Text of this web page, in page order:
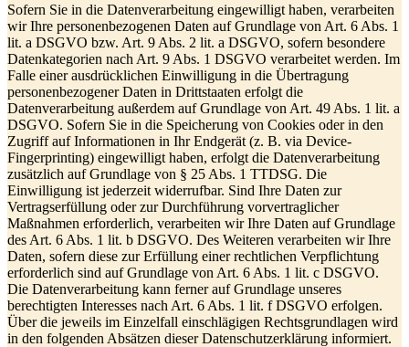
Sofern Sie in die Datenverarbeitung eingewilligt haben, verarbeiten
wir Ihre personenbezogenen Daten auf Grundlage von Art. 6 Abs. 1
lit. a DSGVO bzw. Art. 9 Abs. 2 lit. a DSGVO, sofern besondere
Datenkategorien nach Art. 9 Abs. 1 DSGVO verarbeitet werden. Im
Falle einer ausdrücklichen Einwilligung in die Übertragung
personenbezogener Daten in Drittstaaten erfolgt die
Datenverarbeitung außerdem auf Grundlage von Art. 49 Abs. 1 lit. a
DSGVO. Sofern Sie in die Speicherung von Cookies oder in den
Zugriff auf Informationen in Ihr Endgerät (z. B. via Device-
Fingerprinting) eingewilligt haben, erfolgt die Datenverarbeitung
zusätzlich auf Grundlage von § 25 Abs. 1 TTDSG. Die
Einwilligung ist jederzeit widerrufbar. Sind Ihre Daten zur
Vertragserfüllung oder zur Durchführung vorvertraglicher
Maßnahmen erforderlich, verarbeiten wir Ihre Daten auf Grundlage
des Art. 6 Abs. 1 lit. b DSGVO. Des Weiteren verarbeiten wir Ihre
Daten, sofern diese zur Erfüllung einer rechtlichen Verpflichtung
erforderlich sind auf Grundlage von Art. 6 Abs. 1 lit. c DSGVO.
Die Datenverarbeitung kann ferner auf Grundlage unseres
berechtigten Interesses nach Art. 6 Abs. 1 lit. f DSGVO erfolgen.
Über die jeweils im Einzelfall einschlägigen Rechtsgrundlagen wird
in den folgenden Absätzen dieser Datenschutzerklärung informiert.